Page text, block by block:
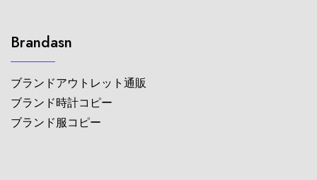
Brandasn
ブランドアウトレット通販
ブランド時計コピー
ブランド服コピー